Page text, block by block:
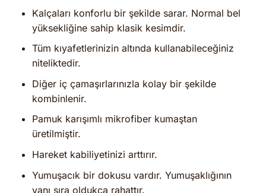
Kalçaları konforlu bir şekilde sarar. Normal bel
yüksekliğine sahip klasik kesimdir.
Tüm kıyafetlerinizin altında kullanabileceğiniz
niteliktedir.
Diğer iç çamaşırlarınızla kolay bir şekilde
kombinlenir.
Pamuk karışımlı mikrofiber kumaştan
üretilmiştir.
Hareket kabiliyetinizi arttırır.
Yumuşacık bir dokusu vardır. Yumuşaklığının
yanı sıra oldukça rahattır.